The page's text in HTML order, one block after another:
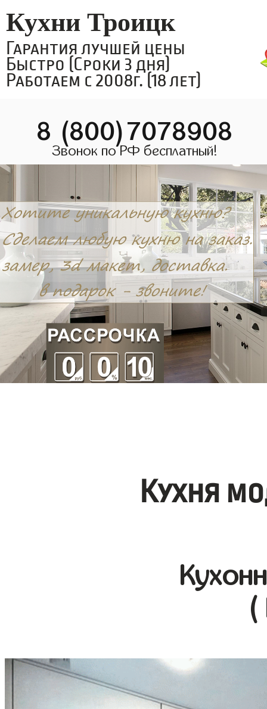
Кухни Троицк
Гарантия лучшей цены
Быстро (Сроки 3 дня)
Работаем с 2008г. (18 лет)
8 (800)7078908
Звонок по РФ бесплатный!
Кухня
(